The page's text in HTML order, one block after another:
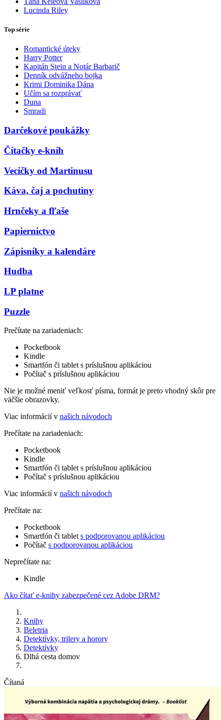
Lucinda Riley
Top série
Romantické úteky
Harry Potter
Kapitán Stein a Notár Barbarič
Denník odvážneho bojka
Krimi Dominika Dána
Učím sa rozprávať
Duna
Smradi
Darčekové poukážky
Čítačky e-kníh
Vecičky od Martinusu
Káva, čaj a pochutiny
Hrnčeky a fľaše
Papiernictvo
Zápisníky a kalendáre
Hudba
LP platne
Puzzle
Prečítate na zariadeniach:
Pocketbook
Kindle
Smartfón či tablet s príslušnou aplikáciou
Počítač s príslušnou aplikáciou
Nie je možné meniť veľkosť písma, formát je preto vhodný skôr pre
väčšie obrazovky.
Viac informácií v našich návodoch
Prečítate na zariadeniach:
Pocketbook
Kindle
Smartfón či tablet s príslušnou aplikáciou
Počítač s príslušnou aplikáciou
Viac informácií v našich návodoch
Prečítate na:
Pocketbook
Smartfón či tablet s podporovanou aplikáciou
Počítač s podporovanou aplikáciou
Neprečítate na:
Kindle
Ako čítať e-knihy zabezpečené cez Adobe DRM?
Knihy
Beletria
Detektívky, trilery a horory
Detektívky
Dlhá cesta domov
Čítaná